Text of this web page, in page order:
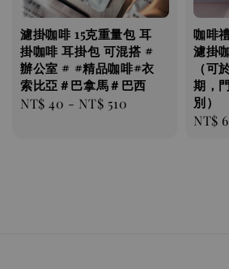
濾掛咖啡 ​​​​15克重量包 耳
掛咖啡 耳掛包 可混搭 #
辦公室 # #精品咖啡#衣
索比亞＃巴拿馬＃巴西
Regular
NT$ 40 - NT$ 510
咖啡
濾掛
（可
期，
別）
Sale
NT$